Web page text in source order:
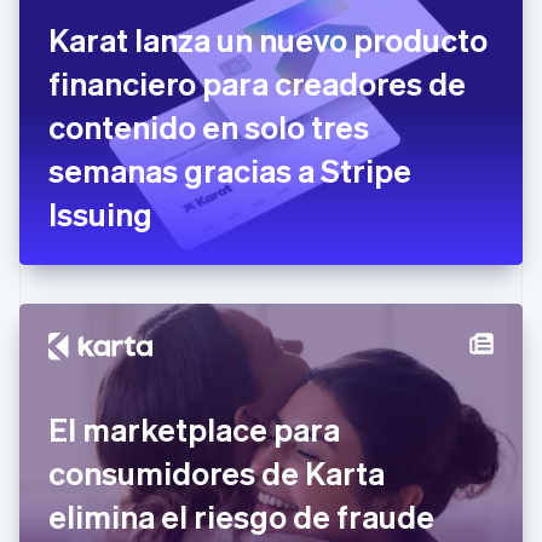
Karat lanza un nuevo producto
financiero para creadores de
contenido en solo tres
semanas gracias a Stripe
Issuing
El marketplace para
consumidores de Karta
elimina el riesgo de fraude
EnglishItaliano
English
Emiratos Árabes Unidos
English
Eslovaquia
Eslovenia
Italiano
España
Estados Unidos
EnglishEspañol
Estonia
English
Finlandia
EnglishSvenska
Francia
FrançaisEnglish
Gibraltar
English